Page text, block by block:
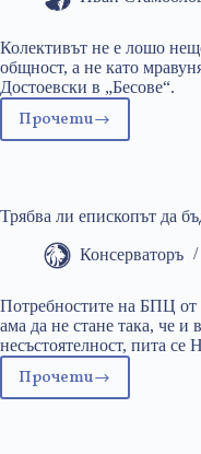
пясък
Колективът не е лошо
общност, а не като
Достоевски в „Бесове“.
Прочети
Кой
н
Народ?
Трябва ли епископът да
Консерваторъ
Потребностите на БПЦ от
ама да не стане така, че и
несъстоятелност, пита се
Прочети
Трябва